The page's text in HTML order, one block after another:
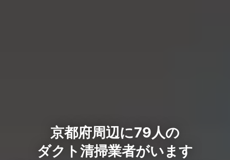
京都府周辺に79人の
ダクト清掃業者がいます